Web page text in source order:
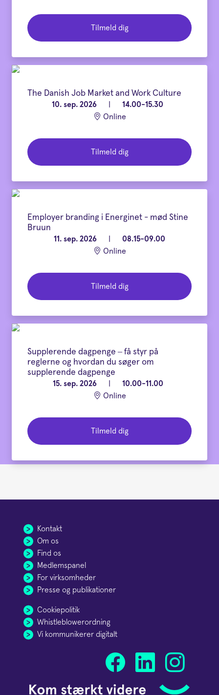
Tilmeld dig
The Danish Job Market and Work Culture
10. sep. 2026
14.00-15.30
Online
Tilmeld dig
Employer branding i Energinet - mød Stine
Bruun
11. sep. 2026
08.15-09.00
Online
Tilmeld dig
Supplerende dagpenge – få styr på
reglerne og hvordan du søger om
supplerende dagpenge
15. sep. 2026
10.00-11.00
Online
Tilmeld dig
Kontakt
Om os
Find os
Medlemspanel
For virksomheder
Presse og publikationer
Cookiepolitik
Whistleblowerordning
Vi kommunikerer digitalt